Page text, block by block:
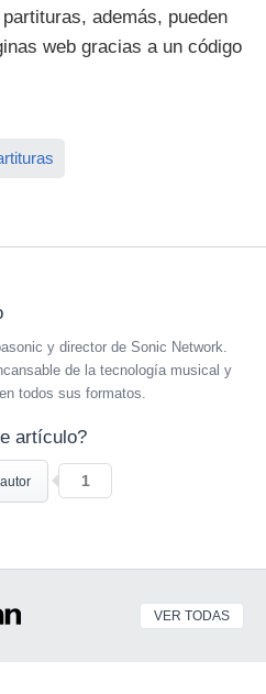
además, pueden
web gracias a un código
y director de Sonic Network.
de la tecnología musical y
todos sus formatos.
artículo?
1
VER TODAS